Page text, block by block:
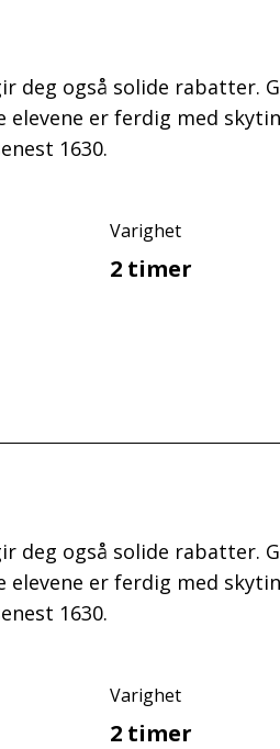
deg også solide
er ferdig med
1630.
Varighet
2 timer
deg også solide
er ferdig med
1630.
Varighet
2 timer